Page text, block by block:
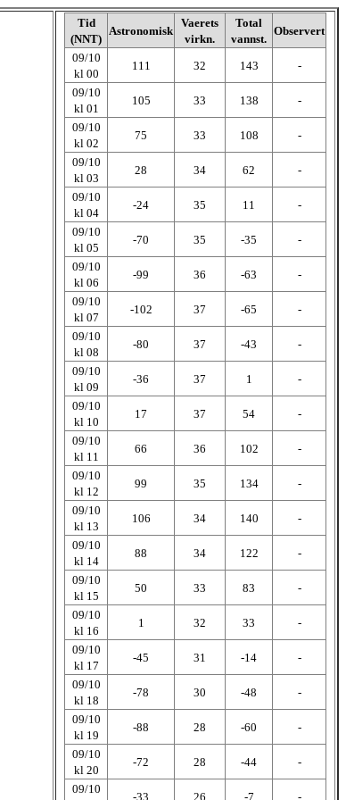
Tid
(NNT)
Astronomisk
Vaerets
virkn.
Total
vannst.
Observert
09/10
kl 00
111 32 143
-
09/10
kl 01
105 33 138
-
09/10
kl 02
75 33 108
-
09/10
kl 03
28 34 62
-
09/10
kl 04
-24 35 11
-
09/10
kl 05
-70 35 -35
-
09/10
kl 06
-99 36 -63
-
09/10
kl 07
-102 37 -65
-
09/10
kl 08
-80 37 -43
-
09/10
kl 09
-36 37 1
-
09/10
kl 10
17 37 54
-
09/10
kl 11
66 36 102
-
09/10
kl 12
99 35 134
-
09/10
kl 13
106 34 140
-
09/10
kl 14
88 34 122
-
09/10
kl 15
50 33 83
-
09/10
kl 16
1 32 33
-
09/10
kl 17
-45 31 -14
-
09/10
kl 18
-78 30 -48
-
09/10
kl 19
-88 28 -60
-
09/10
kl 20
-72 28 -44
-
09/10
-33 26 -7 -